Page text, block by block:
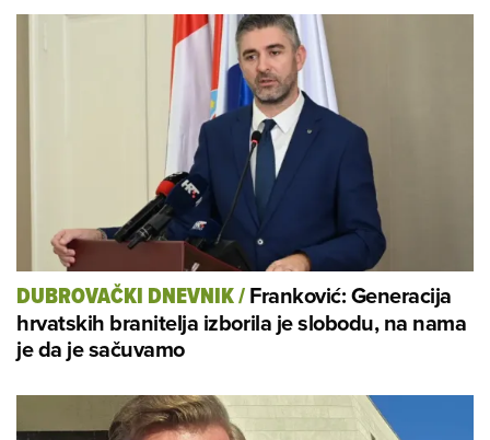
DUBROVAČKI DNEVNIK/Franković: Generacija
hrvatskih branitelja izborila je slobodu, na nama
je da je sačuvamo